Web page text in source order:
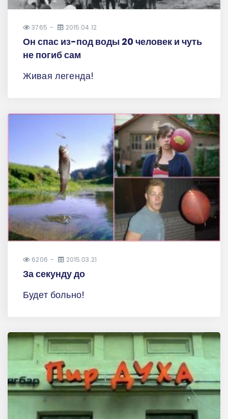
3765 2015.04.12
Он спас из-под воды 20 человек и чуть
не погиб сам
Живая легенда!
6206 2015.03.21
За секунду до
Будет больно!